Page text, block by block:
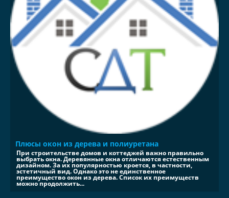
Плюсы окон из дерева и полиуретана
При строительстве домов и коттеджей важно правильно
выбрать окна. Деревянные окна отличаются естественным
дизайном. За их популярностью кроется, в частности,
эстетичный вид. Однако это не единственное
преимущество окон из дерева. Список их преимуществ
можно продолжить...